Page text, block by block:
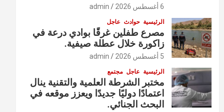
6 أغسطس 2026 admin
الرئيسية حوادث عاجل
مصرع طفلين غرقًا بوادي درعة في
زاكورة خلال عطلة صيفية.
5 أغسطس 2026 admin
الرئيسية عاجل مجتمع
مختبر الشرطة العلمية والتقنية ينال
اعتمادًا دوليًا جديدًا ويعزز موقعه في
البحث الجنائي.